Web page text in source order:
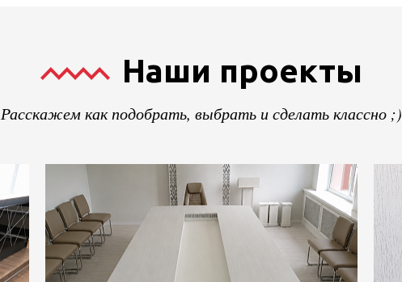
Наши проекты
Расскажем как подобрать, выбрать и сделать классно ;)